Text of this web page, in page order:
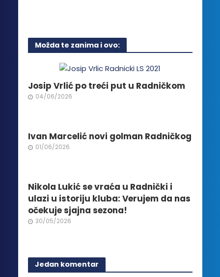
više
varijanti.
mogu
biti
izabrane
Možda te zanima i ovo:
Josip Vrlić po treći put u Radničkom
04/06/2026
Ivan Marcelić novi golman Radničkog
01/06/2026
Nikola Lukić se vraća u Radnički i
ulazi u istoriju kluba: Verujem da nas
očekuje sjajna sezona!
30/05/2026
Jedan komentar